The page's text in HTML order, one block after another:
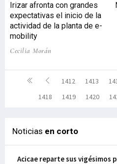
Irizar afronta con grandes
expectativas el inicio de la
actividad de la planta de e-
mobility
Cecilia Morán
1412 1413
1418
1419 1420
Noticias en corto
Acicae reparte sus vigésimos